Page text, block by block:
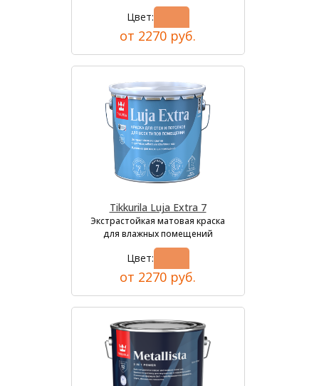
Цвет:
от 2270 руб.
Tikkurila Luja Extra 7
Экстрастойкая матовая краска
для влажных помещений
Цвет:
от 2270 руб.